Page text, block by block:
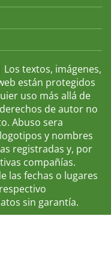
textos, imágenes,
están protegidos
uso más allá de
de autor no
Abuso sera
y nombres
registradas y, por
compañías.
las fechas o lugares
sin garantía.